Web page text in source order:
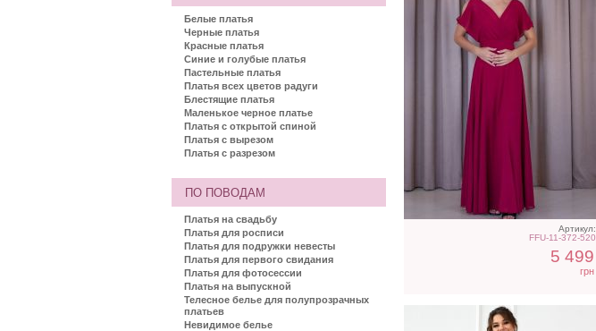
Артикул:
FFU-11-372-520
5 499
грн
Вечернее лавандовое
платье в пол
Белые платья
Черные платья
Красные платья
Синие и голубые платья
Пастельные платья
Платья всех цветов радуги
Блестящие платья
Маленькое черное платье
Платья с открытой спиной
Платья с вырезом
Платья с разрезом
ПО ПОВОДАМ
Платья на свадьбу
Платья для росписи
Платья для подружки невесты
Платья для первого свидания
Платья для фотосессии
Платья на выпускной
Телесное белье для полупрозрачных
платьев
Невидимое белье